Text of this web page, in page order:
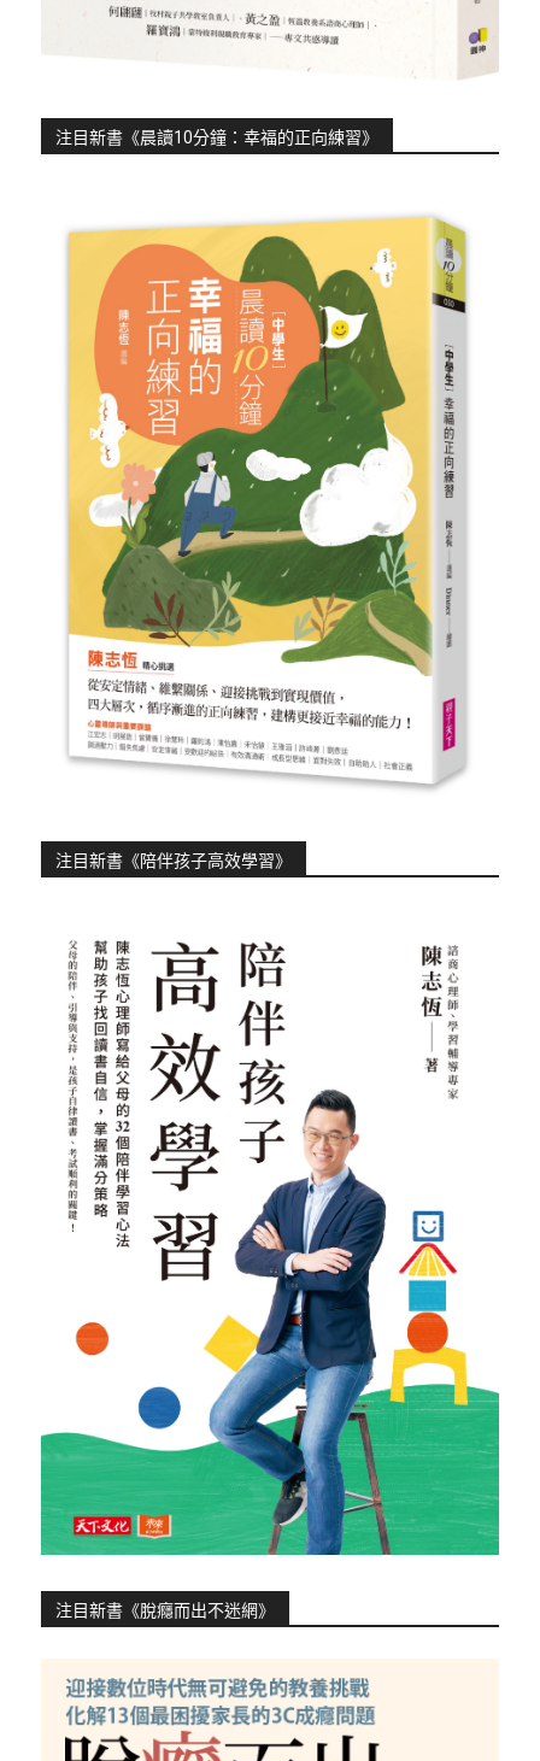
注目新書《晨讀10分鐘：幸福的正向練習》
注目新書《陪伴孩子高效學習》
注目新書《脫癮而出不迷網》